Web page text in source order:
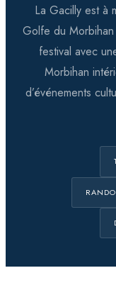
La Gacilly est à
Golfe du
festival avec
Morbihan
d’événements